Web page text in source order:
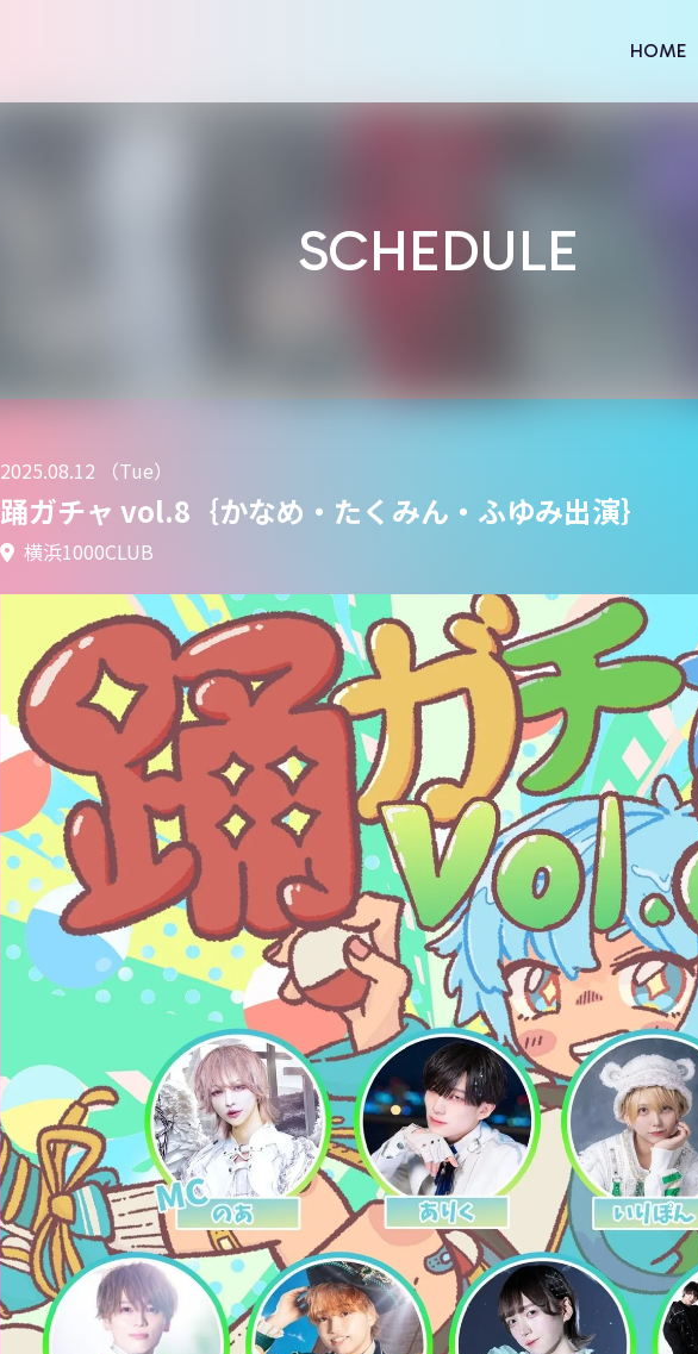
HOME
SCHEDULE
2025.08.12 （Tue）
踊ガチャ vol.8｛かなめ・たくみん・ふゆみ出演｝
横浜1000CLUB